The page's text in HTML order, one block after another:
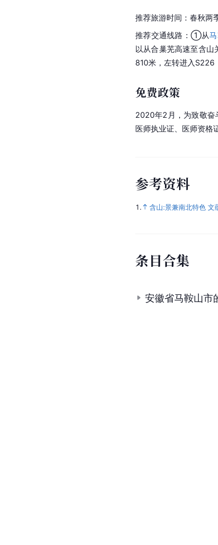
推荐旅游时间：春秋两
推荐交通线路：①从
以从合巢芜高速至含山
810米，左转进入S226
免费政策
2020年2月，为致敬奋
医师执业证、医师资格
参考资料
1. 含山:景兼南北特色 文
条目合集
安徽省马鞍山市